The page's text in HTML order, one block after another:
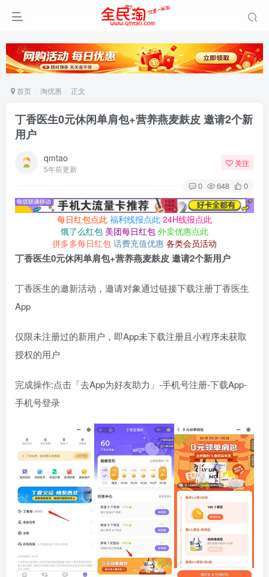
首页 淘优惠 正文
丁香医生0元休闲单肩包+营养燕麦麸皮 邀请2个新
用户
qmtao
5年前更新
关注
0 648 0
每日红包点此 福利线报点此 24H线报点此
饿了么红包 美团每日红包 外卖优惠点此
拼多多每日红包 话费充值优惠 各类会员活动
丁香医生0元休闲单肩包+营养燕麦麸皮 邀请2个新用户
丁香医生的邀新活动，邀请对象通过链接下载注册丁香医生
App
仅限未注册过的新用户，即App未下载注册且小程序未获取
授权的用户
完成操作:点击「去App为好友助力」-手机号注册-下载App-
手机号登录